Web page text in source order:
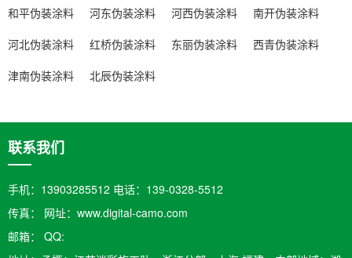
和平伪装涂料 河东伪装涂料 河西伪装涂料
南开伪装涂料
河北伪装涂料
红桥伪装涂料 东丽伪装涂料
西青伪装涂料
津南伪装涂料
北辰伪装涂料
联系我们
手机：13903285512 电话：139-0328-5512
传真： 网址：www.digital-camo.com
邮箱：​ QQ: